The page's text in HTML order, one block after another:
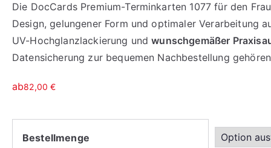
Die DocCards Premium-Terminkarten 1077 für den
Design, gelungener Form und optimaler Verarbeitung
UV-Hochglanzlackierung undwunschgemäßer
Datensicherung zur bequemen Nachbestellung
ab82,00€
Bestellmenge